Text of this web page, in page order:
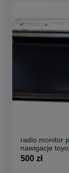
radio monitor
nawigacje
subaru brz
500 zł